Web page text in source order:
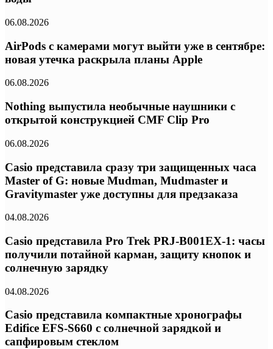
06.08.2026
AirPods с камерами могут выйти уже в сентябре:
новая утечка раскрыла планы Apple
06.08.2026
Nothing выпустила необычные наушники с
открытой конструкцией CMF Clip Pro
06.08.2026
Casio представила сразу три защищенных часа
Master of G: новые Mudman, Mudmaster и
Gravitymaster уже доступны для предзаказа
04.08.2026
Casio представила Pro Trek PRJ-B001EX-1: часы
получили потайной карман, защиту кнопок и
солнечную зарядку
04.08.2026
Casio представила компактные хронографы
Edifice EFS-S660 с солнечной зарядкой и
сапфировым стеклом